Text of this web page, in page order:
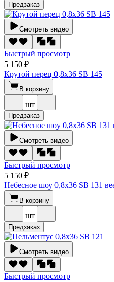
Предзаказ
Смотреть видео
Быстрый просмотр
5 150 ₽
Крутой перец 0,8х36 SВ 145
В корзину
шт
Предзаказ
Смотреть видео
Быстрый просмотр
5 150 ₽
Небесное шоу 0,8х36 SВ 131
В корзину
шт
Предзаказ
Смотреть видео
Быстрый просмотр